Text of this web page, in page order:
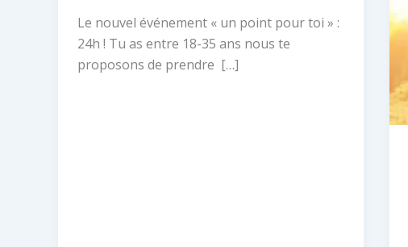
Le nouvel événement « un point pour toi » :
24h ! Tu as entre 18-35 ans nous te
proposons de prendre […]